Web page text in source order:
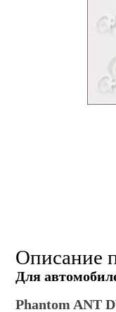
Описание
Для
Phantom ANT